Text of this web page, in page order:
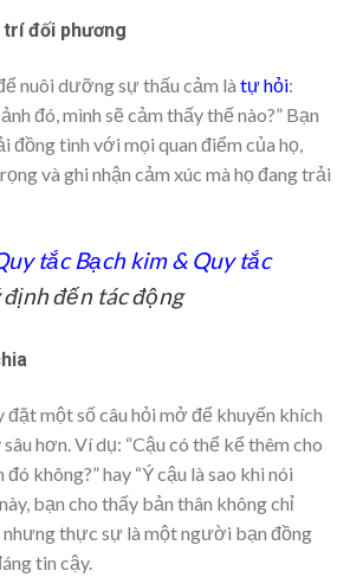
đối phương
nuôi dưỡng sự thấu cảm là tự hỏi:
đó, mình sẽ cảm thấy thế nào?” Bạn
đồng tình với mọi quan điểm của họ,
và ghi nhận cảm xúc mà họ đang trải
tắc Bạch kim & Quy tắc
đến tác động
đặt một số câu hỏi mở để khuyến khích
hơn. Ví dụ: “Cậu có thể kể thêm cho
không?” hay “Ý cậu là sao khi nói
bạn cho thấy bản thân không chỉ
nhưng thực sự là một người bạn đồng
tin cậy.